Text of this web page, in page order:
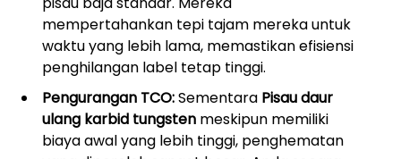
mempertahankan tepi tajam mereka untuk
waktu yang lebih lama, memastikan efisiensi
penghilangan label tetap tinggi.
Pengurangan TCO:Sementara Pisau daur
ulang karbid tungsten meskipun memiliki
biaya awal yang lebih tinggi, penghematan